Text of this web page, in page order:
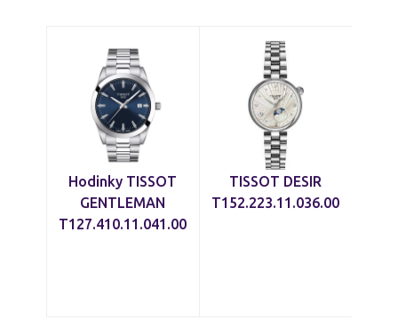
Hodinky TISSOT
GENTLEMAN
T127.410.11.041.00
TISSOT DESIR
T152.223.11.036.00